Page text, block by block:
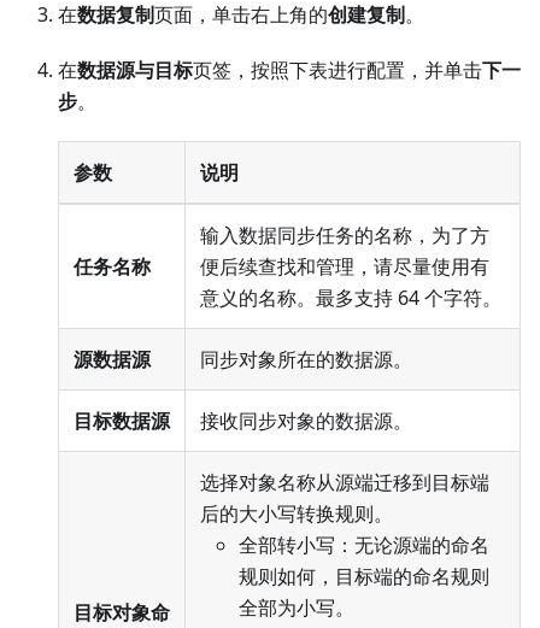
在数据复制页面，单击右上角的创建复制。
在数据源与目标页签，按照下表进行配置，并单击下一
步。
参数 说明
任务名称
输入数据同步任务的名称，为了方
便后续查找和管理，请尽量使用有
意义的名称。最多支持 64 个字符。
源数据源 同步对象所在的数据源。
目标数据源 接收同步对象的数据源。
目标对象命
选择对象名称从源端迁移到目标端
后的大小写转换规则。
全部转小写：无论源端的命名
规则如何，目标端的命名规则
全部为小写。